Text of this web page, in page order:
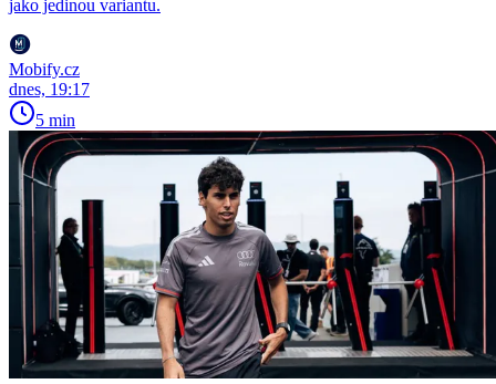
jako jedinou variantu.
Mobify.cz
dnes, 19:17
5 min